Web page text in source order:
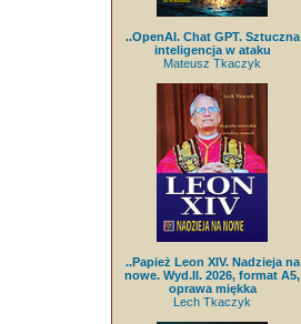
..OpenAI. Chat GPT. Sztuczna
inteligencja w ataku
Mateusz Tkaczyk
..Papież Leon XIV. Nadzieja na
nowe. Wyd.II. 2026, format A5,
oprawa miękka
Lech Tkaczyk